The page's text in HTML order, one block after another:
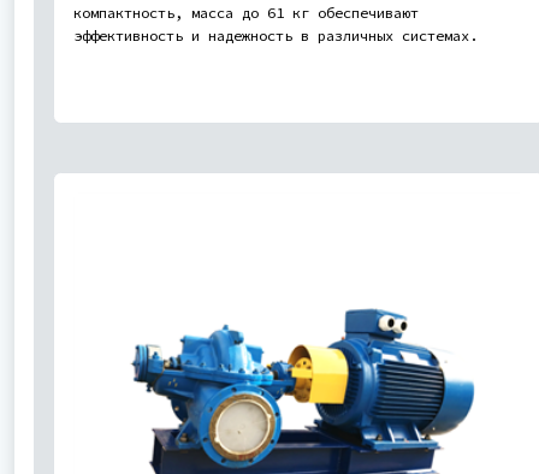
компактность, масса до 61 кг обеспечивают
эффективность и надежность в различных системах.